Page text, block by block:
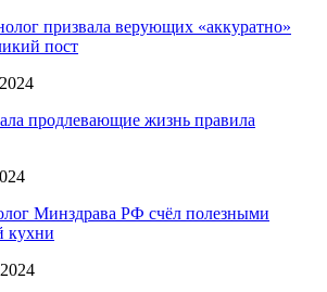
призвала верующих «аккуратно»
пост
продлевающие жизнь правила
Минздрава РФ счёл полезными
кухни